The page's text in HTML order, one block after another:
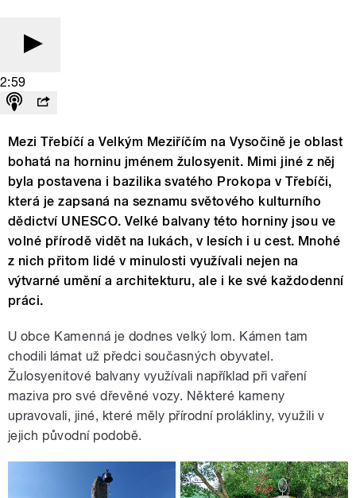
2:59
Mezi Třebíčí a Velkým Meziříčím na Vysočině je oblast
bohatá na horninu jménem žulosyenit. Mimi jiné z něj
byla postavena i bazilika svatého Prokopa v Třebíči,
která je zapsaná na seznamu světového kulturního
dědictví UNESCO. Velké balvany této horniny jsou ve
volné přírodě vidět na lukách, v lesích i u cest. Mnohé
z nich přitom lidé v minulosti využívali nejen na
výtvarné umění a architekturu, ale i ke své každodenní
práci.
U obce Kamenná je dodnes velký lom. Kámen tam
chodili lámat už předci současných obyvatel.
Žulosyenitové balvany využívali například při vaření
maziva pro své dřevěné vozy. Některé kameny
upravovali, jiné, které měly přírodní prolákliny, využili v
jejich původní podobě.